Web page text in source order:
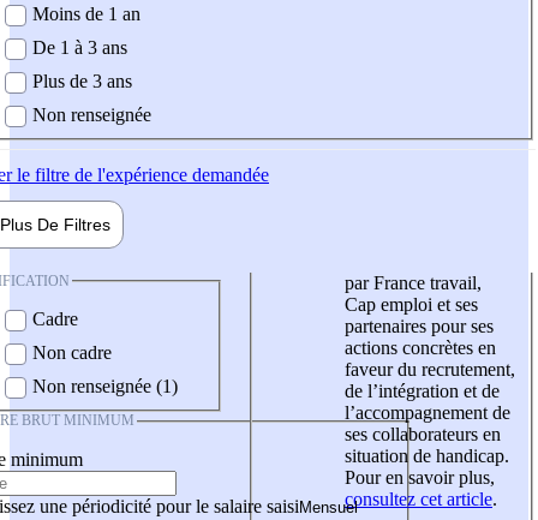
demandée
Moins de 1 an
De 1 à 3 ans
Plus de 3 ans
Non renseignée
le filtre de l'expérience demandée
Plus De Filtres
Cadre
Non cadre
Non renseignée (1)
BRUT MINIMUM
minimum
une périodicité pour le salaire saisi
par France travail,
Cap emploi et ses
partenaires pour ses
actions concrètes en
faveur du recrutement,
de l’intégration et de
l’accompagnement de
ses collaborateurs en
situation de handicap.
Pour en savoir plus,
consultez cet article.